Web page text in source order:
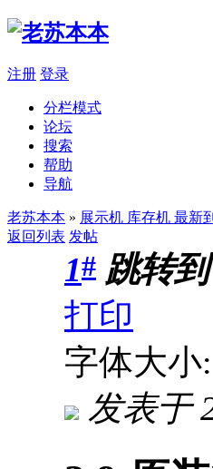
注册 登录
分栏模式
论坛
搜索
帮助
导航
老苏本本 » 展示机 库存机 最新
返回列表 发帖
1# 跳转到
打印
字体大小:
发表于